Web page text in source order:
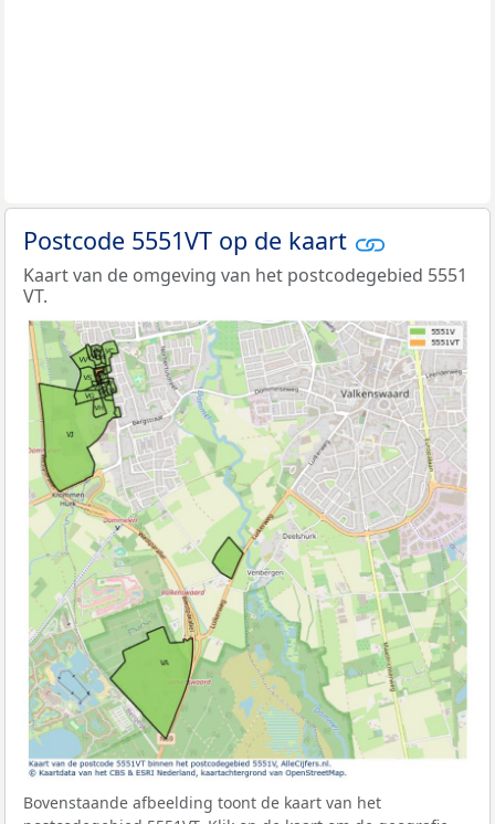
Postcode 5551VT op de kaart
Kaart van de omgeving van het postcodegebied 5551
VT.
Bovenstaande afbeelding toont de kaart van het